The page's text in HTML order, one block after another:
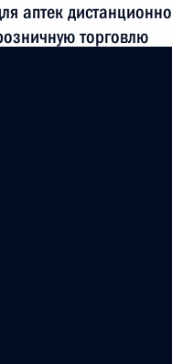
аптек дистанционно
торговлю